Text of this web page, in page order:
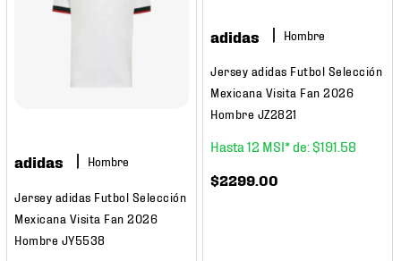
adidas Hombre
Jersey adidas Futbol Selección
Mexicana Visita Fan 2026
Hombre JY5538
adidas Hombre
Jersey adidas Futbol Selección
Mexicana Visita Fan 2026
Hombre JZ2821
12 $191 58
$2299.00
mochilas